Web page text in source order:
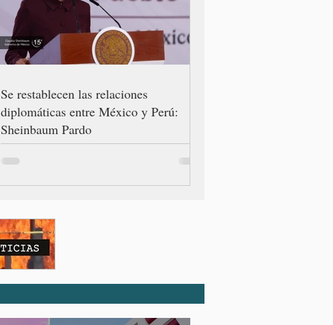
Se restablecen las relaciones
diplomáticas entre México y Perú:
Sheinbaum Pardo